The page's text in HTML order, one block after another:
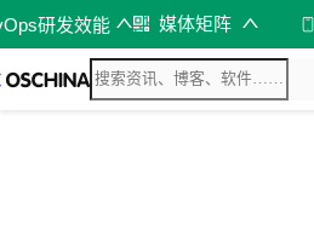
研发效能 媒体矩阵